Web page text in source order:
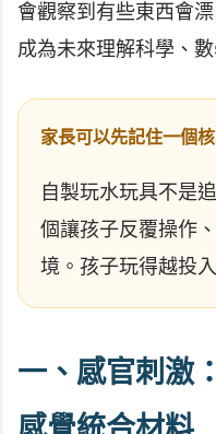
會觀察到有些東西會
成為未來理解科學、
家長可以先記住一個
自製玩水玩具不是
個讓孩子反覆操作
境。孩子玩得越投
一、感官刺激